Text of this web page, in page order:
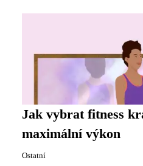
Jak vybrat fitness
maximální výkon
Ostatní